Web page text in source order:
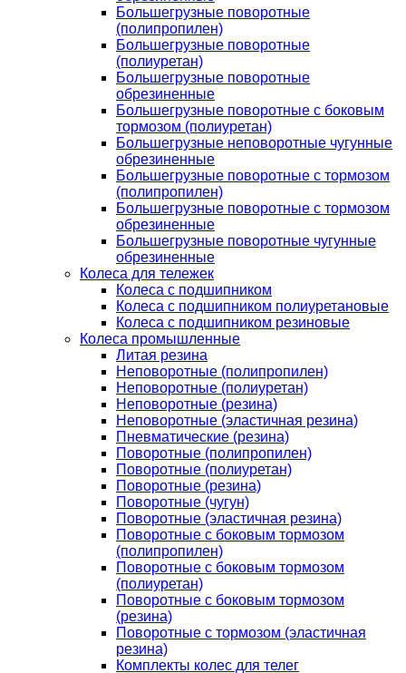
Большегрузные поворотные
(полипропилен)
Большегрузные поворотные
(полиуретан)
Большегрузные поворотные
обрезиненные
Большегрузные поворотные с боковым
тормозом (полиуретан)
Большегрузные неповоротные чугунные
обрезиненные
Большегрузные поворотные с тормозом
(полипропилен)
Большегрузные поворотные с тормозом
обрезиненные
Большегрузные поворотные чугунные
обрезиненные
Колеса для тележек
Колеса с подшипником
Колеса с подшипником полиуретановые
Колеса с подшипником резиновые
Колеса промышленные
Литая резина
Неповоротные (полипропилен)
Неповоротные (полиуретан)
Неповоротные (резина)
Неповоротные (эластичная резина)
Пневматические (резина)
Поворотные (полипропилен)
Поворотные (полиуретан)
Поворотные (резина)
Поворотные (чугун)
Поворотные (эластичная резина)
Поворотные c боковым тормозом
(полипропилен)
Поворотные c боковым тормозом
(полиуретан)
Поворотные c боковым тормозом
(резина)
Поворотные c тормозом (эластичная
резина)
Комплекты колес для телег